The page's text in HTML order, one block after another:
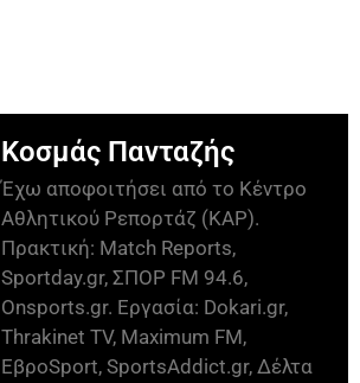
Κοσμάς Πανταζής
Έχω αποφοιτήσει από το Κέντρο
Αθλητικού Ρεπορτάζ (ΚΑΡ).
Πρακτική: Match Reports,
Sportday.gr, ΣΠΟΡ FM 94.6,
Onsports.gr. Εργασία: Dokari.gr,
Thrakinet TV, Maximum FM,
ΕβροSport, SportsAddict.gr, Δέλτα